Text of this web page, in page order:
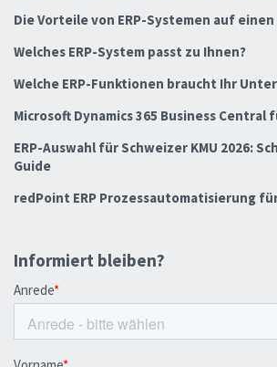
Die Vorteile von ERP-Systemen auf einen
Welches ERP-System passt zu Ihnen?
Welche ERP-Funktionen braucht Ihr
Microsoft Dynamics 365 Business Central
ERP-Auswahl für Schweizer KMU 2026:
Guide
redPoint ERP Prozessautomatisierung
Informiert bleiben?